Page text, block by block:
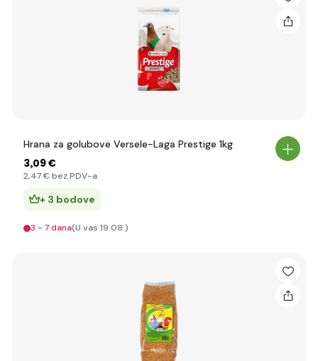
Hrana za golubove Versele-Laga Prestige 1kg
3,09 €
2,47 € bez PDV-a
+ 3 bodove
3 - 7 dana(U vas 19.08.)